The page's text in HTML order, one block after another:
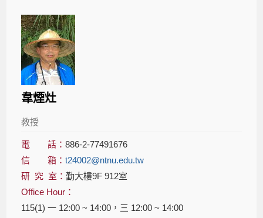
韋煙灶
教授
電 話：886-2-77491676
信 箱：t24002@ntnu.edu.tw
研 究 室：勤大樓9F 912室
Office Hour：
115(1) 一 12:00 ~ 14:00，三 12:00 ~ 14:00